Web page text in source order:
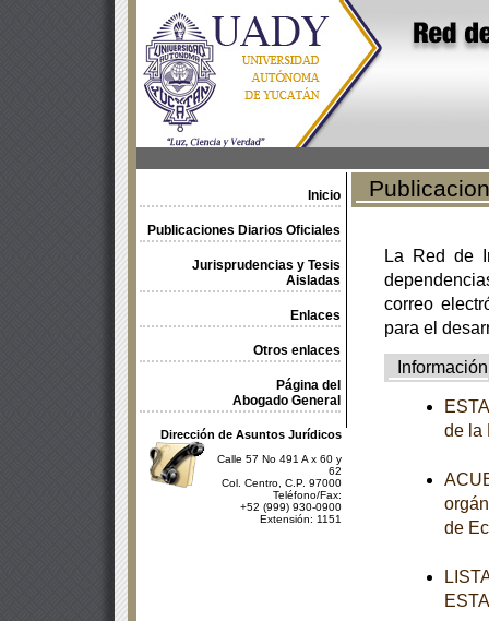
Inicio
Publicaciones Diarios Oficiales
Jurisprudencias y Tesis
Aisladas
Enlaces
Otros enlaces
Página del
Abogado General
Dirección de Asuntos Jurídicos
Calle 57 No 491 A x 60 y
62
Col. Centro, C.P. 97000
Teléfono/Fax:
+52 (999) 930-0900
Extensión: 1151
La Red de
correo
para el
Información
de la
de